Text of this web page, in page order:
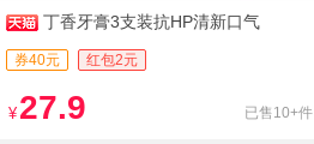
丁香牙膏3支装抗HP清新口气
券40元 红包2元
¥ 27.9 已售10+件